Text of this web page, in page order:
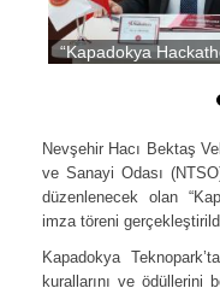
“Kapadokya
Nevşehir Hacı Bektaş
ve Sanayi Odası
düzenlenecek olan
imza töreni
Kapadokya
kurallarını ve ödüllerini